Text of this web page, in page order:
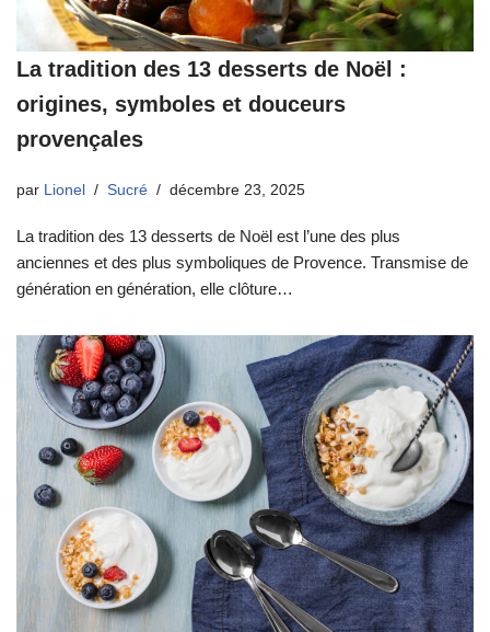
La tradition des 13 desserts de Noël :
origines, symboles et douceurs
provençales
par Lionel Sucré décembre 23, 2025
La tradition des 13 desserts de Noël est l’une des plus
anciennes et des plus symboliques de Provence. Transmise de
génération en génération, elle clôture…